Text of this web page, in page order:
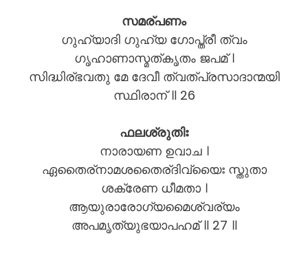
സമര്പണം
ഗുഹ്യാദി ഗുഹ്യ ഗോപ്ത്രീ ത്വം
ഗൃഹാണാസ്മത്കൃതം ജപമ് ।
സിദ്ധിര്ഭവതു മേ ദേവീ ത്വത്പ്രസാദാന്മയി
സ്ഥിരാന് ॥ 26
ഫലശ്രുതിഃ
നാരായണ ഉവാച ।
ഏതൈര്നാമശതൈര്ദിവ്യൈഃ സ്തുതാ
ശക്രേണ ധീമതാ ।
ആയുരാരോഗ്യമൈശ്വര്യം
അപമൃത്യുഭയാപഹമ് ॥ 27 ॥